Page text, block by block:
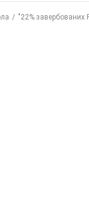
"22% завербованих